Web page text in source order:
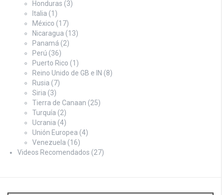
Honduras (3)
Italia (1)
México (17)
Nicaragua (13)
Panamá (2)
Perú (36)
Puerto Rico (1)
Reino Unido de GB e IN (8)
Rusia (7)
Siria (3)
Tierra de Canaan (25)
Turquía (2)
Ucrania (4)
Unión Europea (4)
Venezuela (16)
Videos Recomendados (27)